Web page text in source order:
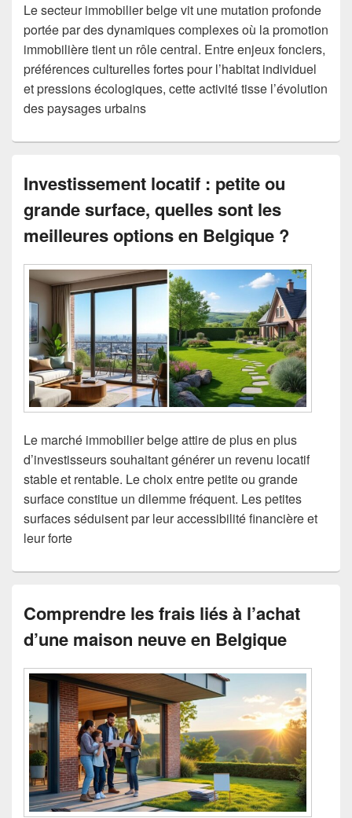
Le secteur immobilier belge vit une mutation profonde
portée par des dynamiques complexes où la promotion
immobilière tient un rôle central. Entre enjeux fonciers,
préférences culturelles fortes pour l’habitat individuel
et pressions écologiques, cette activité tisse l’évolution
des paysages urbains
Investissement locatif : petite ou
grande surface, quelles sont les
meilleures options en Belgique ?
Le marché immobilier belge attire de plus en plus
d’investisseurs souhaitant générer un revenu locatif
stable et rentable. Le choix entre petite ou grande
surface constitue un dilemme fréquent. Les petites
surfaces séduisent par leur accessibilité financière et
leur forte
Comprendre les frais liés à l’achat
d’une maison neuve en Belgique